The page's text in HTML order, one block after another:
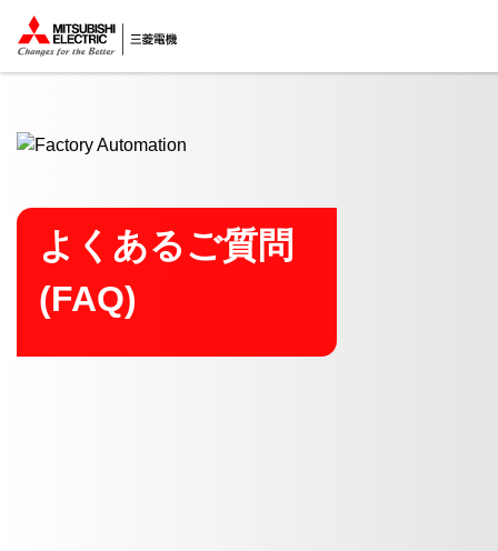
ここから本文
よくあるご質問
(FAQ)